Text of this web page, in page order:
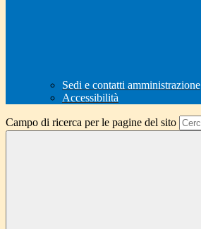
Sedi e contatti amministrazione
Accessibilità
Campo di ricerca per le pagine del sito